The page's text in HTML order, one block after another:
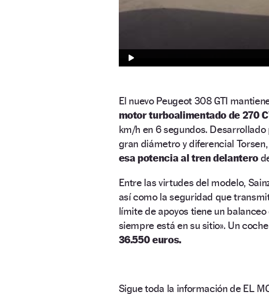
El nuevo Peugeot 308 GTI
motor turboalimentado de 270
km/h en 6 segundos.
gran diámetro y diferencial
esa potencia al tren delantero
Entre las virtudes del modelo,
así como la seguridad que
límite de apoyos tiene un
siempre está en su sitio». Un
36.550 euros.
Sigue toda la información de EL